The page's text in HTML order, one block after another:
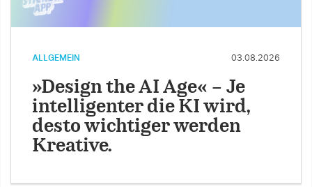
ALLGEMEIN 03.08.2026
»Design the AI Age« – Je
intelligenter die KI wird,
desto wichtiger werden
Kreative.